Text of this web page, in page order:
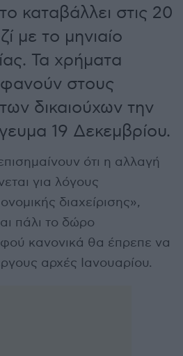
καταβάλλει στις 20
με το μηνιαίο
Τα χρήματα
στους
δικαιούχων την
19 Δεκεμβρίου.
ότι η αλλαγή
για λόγους
διαχείρισης»,
πάλι το δώρο
κανονικά θα έπρεπε να
αρχές Ιανουαρίου.